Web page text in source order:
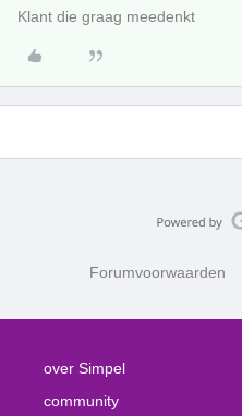
Klant die graag meedenkt
Forumvoorwaarden
over Simpel
community